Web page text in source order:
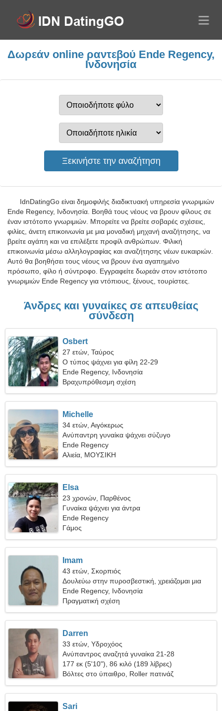
Δωρεάν online ραντεβού Ende Regency,
Ινδονησία
IdnDatingGo είναι δημοφιλής διαδικτυακή υπηρεσία γνωριμιών
Ende Regency, Ινδονησία. Βοηθά τους νέους να βρουν φίλους σε
έναν ιστότοπο γνωριμιών. Μπορείτε να βρείτε σοβαρές σχέσεις,
φιλίες, άνετη επικοινωνία με μια μοναδική μηχανή αναζήτησης, να
βρείτε αγάπη και να επιλέξετε προφίλ ανθρώπων. Φιλική
επικοινωνία μέσω αλληλογραφίας και αναζήτησης νέων ευκαιριών.
Αυτό θα βοηθήσει τους νέους να βρουν ένα αγαπημένο
πρόσωπο, φίλο ή σύντροφο. Εγγραφείτε δωρεάν στον ιστότοπο
γνωριμιών Ende Regency για ντόπιους, ξένους, τουρίστες.
Άνδρες και γυναίκες σε απευθείας
σύνδεση
Osbert
27 ετών, Ταύρος
Ο τύπος ψάχνει για φίλη 22-29
Ende Regency, Ινδονησία
Βραχυπρόθεσμη σχέση
Michelle
34 ετών, Αιγόκερως
Ανύπαντρη γυναίκα ψάχνει σύζυγο
Ende Regency
Αλιεία, ΜΟΥΣΙΚΗ
Elsa
23 χρονών, Παρθένος
Γυναίκα ψάχνει για άντρα
Ende Regency
Γάμος
Imam
43 ετών, Σκορπιός
Δουλεύω στην πυροσβεστική, χρειάζομαι μια
θεαματική γυναίκα
Ende Regency, Ινδονησία
Πραγματική σχέση
Darren
33 ετών, Υδροχόος
Ανύπαντρος αναζητά γυναίκα 21-28
177 εκ (5'10"), 86 κιλό (189 λίβρες)
Βόλτες στο ύπαιθρο, Roller πατινάζ
Sari